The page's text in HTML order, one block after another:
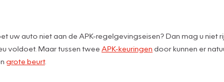
auto niet aan de APK-regelgevingseisen? Dan mag u niet
voldoet. Maar tussen twee APK-keuringen door kunnen er
grote beurt.